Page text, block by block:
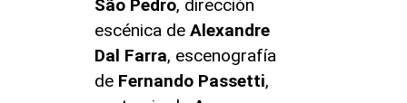
São Pedro, dirección
escénica de Alexandre
Dal Farra, escenografía
de Fernando Passetti,